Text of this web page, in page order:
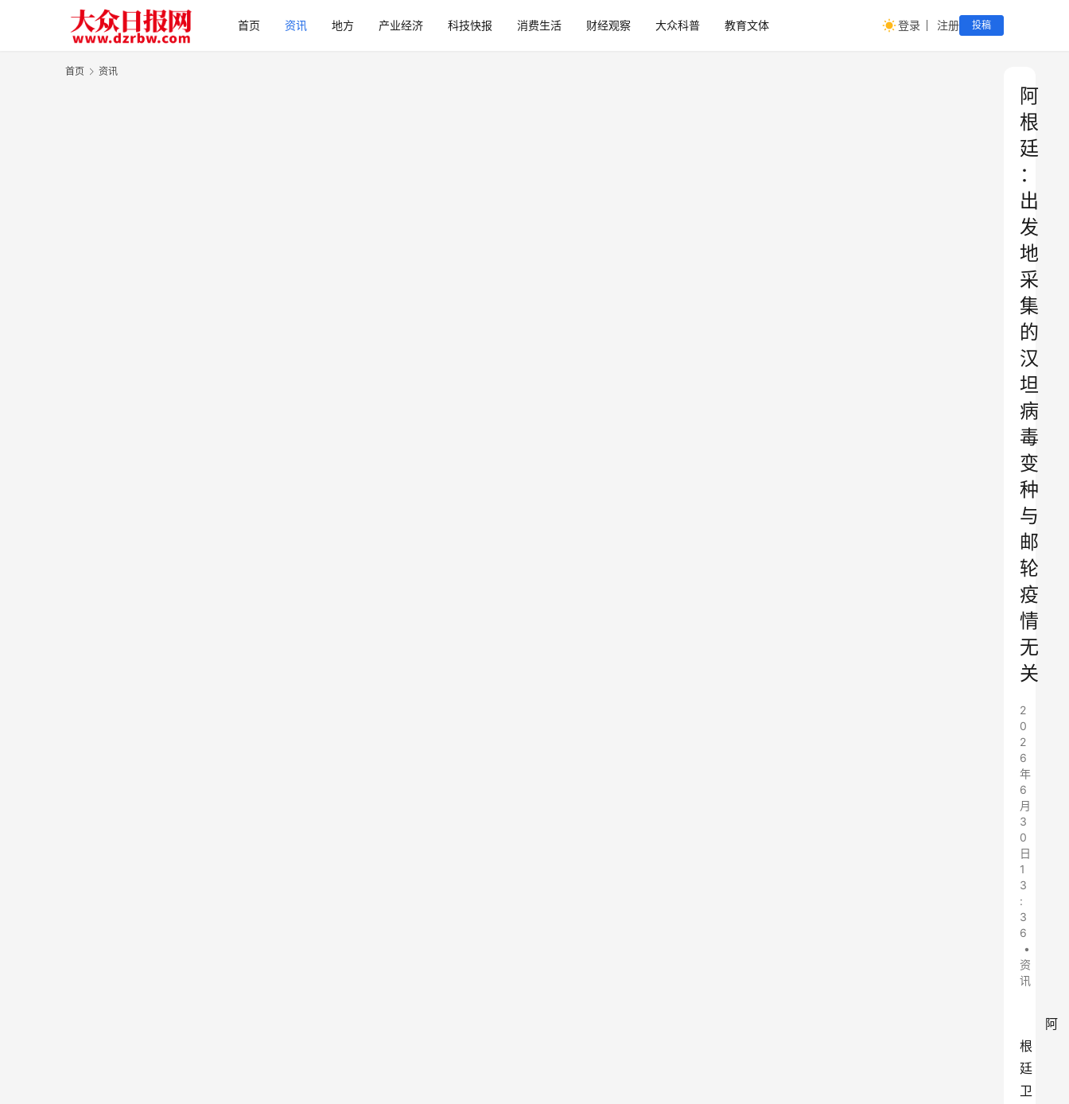
首页 资讯 地方 产业经济 科技快报 消费生活 财经观察 大众科普 教育文体 登录 注册 投稿
首页 资讯
阿
根
廷
：
出
发
地
采
集
的
汉
坦
病
毒
变
种
与
邮
轮
疫
情
无
关
2
0
2
6
年
6
月
3
0
日
1
3
:
3
6
•
资
讯
阿
根
廷
卫